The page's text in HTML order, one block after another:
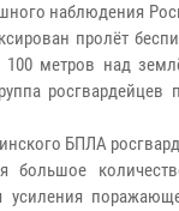
наблюдения
пролёт
метров над
БПЛА
большое
усиления